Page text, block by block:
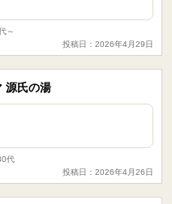
～
投稿日：2026年4月29日
源氏の湯
代
投稿日：2026年4月26日